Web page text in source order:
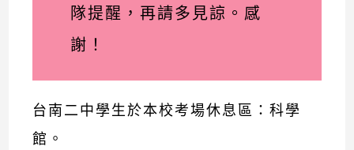
隊提醒，再請多見諒。感
謝！
台南二中學生於本校考場休息區：科學
館。